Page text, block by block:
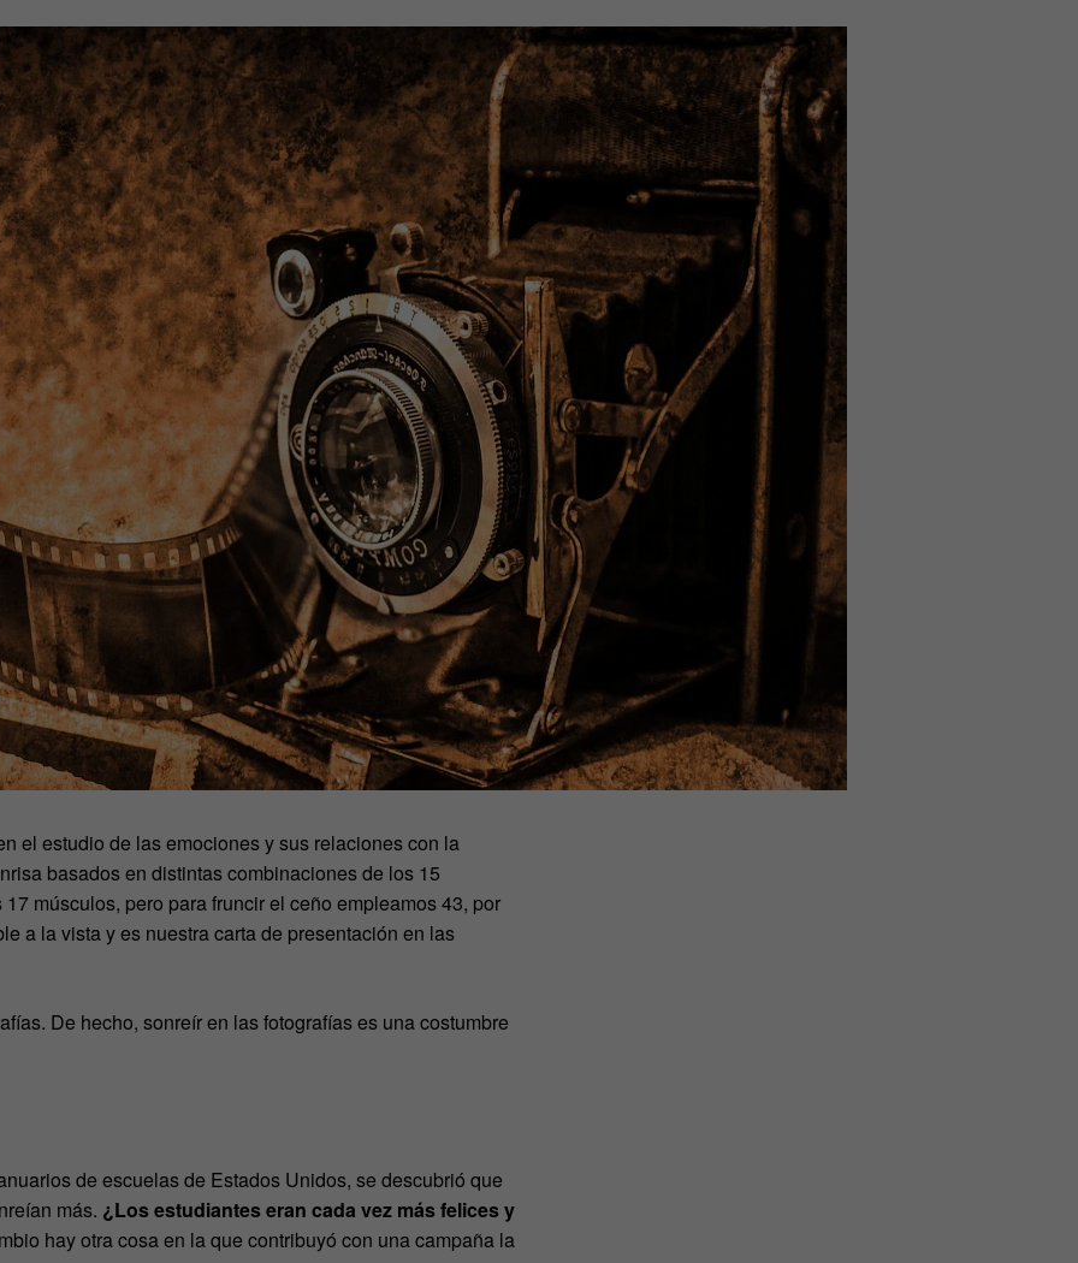
el estudio de las emociones y sus relaciones con la
basados en distintas combinaciones de los 15
músculos, pero para fruncir el ceño empleamos 43, por
a la vista y es nuestra carta de presentación en las
De hecho, sonreír en las fotografías es una costumbre
de escuelas de Estados Unidos, se descubrió que
más. ¿Los estudiantes eran cada vez más felices y
hay otra cosa en la que contribuyó con una campaña la